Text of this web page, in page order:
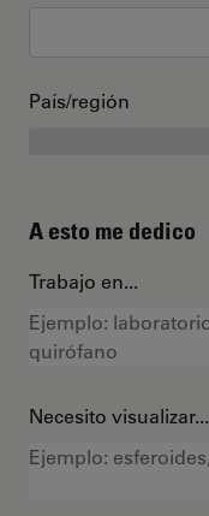
País/región
A esto me dedico
Trabajo en...
Necesito visualizar...